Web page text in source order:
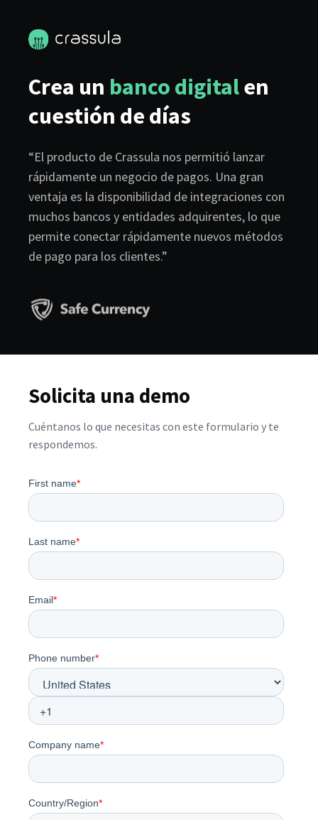
Crea un banco digitalen
cuestión de días
“El producto de Crassula nos permitió lanzar
rápidamente un negocio de pagos. Una gran
ventaja es la disponibilidad de integraciones con
muchos bancos y entidades adquirentes, lo que
permite conectar rápidamente nuevos métodos
de pago para los clientes.”
Solicita una demo
Cuéntanos lo que necesitas con este formulario y te
respondemos.